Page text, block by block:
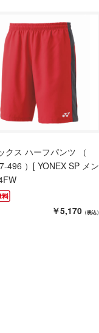
クス ハーフパンツ （
496 ）[ YONEX SP メン
￥5,170 （税込）